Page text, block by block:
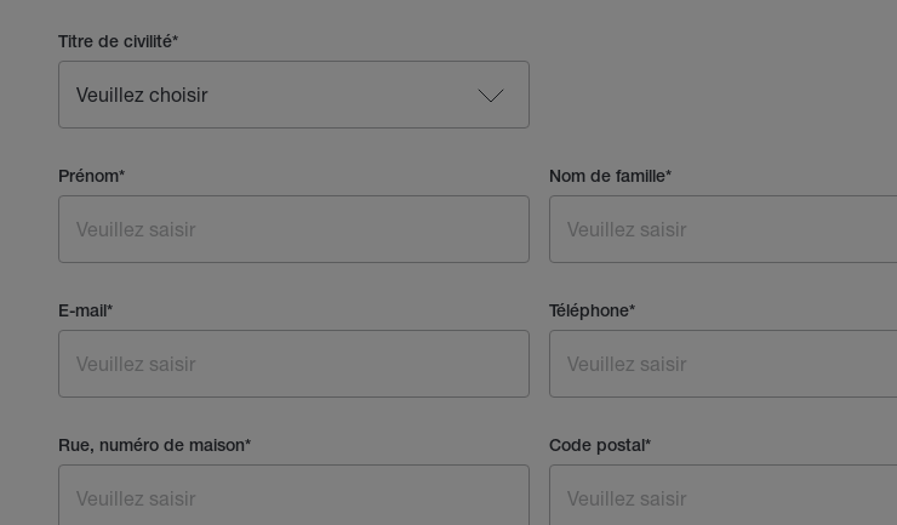
Titre de civilité*
Prénom* Nom de famille*
E-mail* Téléphone*
Rue, numéro de maison* Code postal*